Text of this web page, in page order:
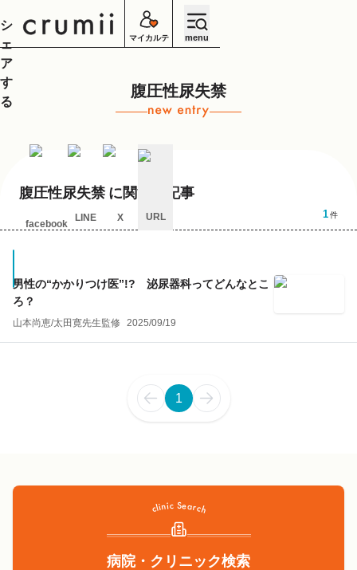
マイカルテ menu
腹圧性尿失禁
腹圧性尿失禁 に関する記事
1件
男性の“かかりつけ医”!? 泌尿器科ってどんなとこ
ろ？
山本尚恵/太田寛先生監修 2025/09/19
1
病院・クリニック検索
シ
ェ
ア
す
る
facebook
LINE X URL
セ
ル